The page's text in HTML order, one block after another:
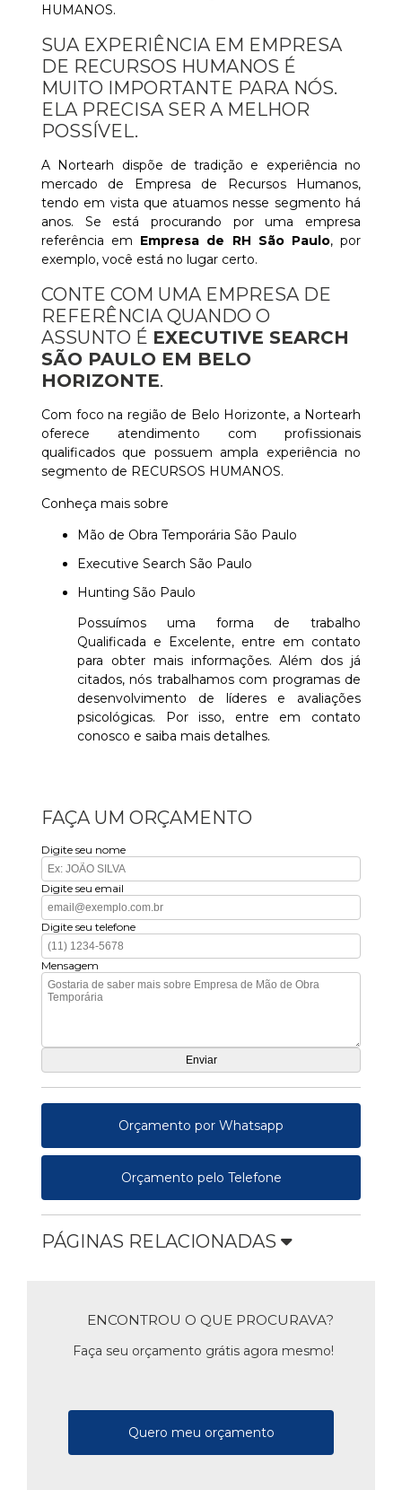
HUMANOS.
SUA EXPERIÊNCIA EM EMPRESA
DE RECURSOS HUMANOS É
MUITO IMPORTANTE PARA NÓS.
ELA PRECISA SER A MELHOR
POSSÍVEL.
A Nortearh dispõe de tradição e experiência no
mercado de Empresa de Recursos Humanos,
tendo em vista que atuamos nesse segmento há
anos. Se está procurando por uma empresa
referência em Empresa de RH São Paulo, por
exemplo, você está no lugar certo.
CONTE COM UMA EMPRESA DE
REFERÊNCIA QUANDO O
ASSUNTO É EXECUTIVE SEARCH
SÃO PAULO EM BELO
HORIZONTE.
Com foco na região de Belo Horizonte, a Nortearh
oferece atendimento com profissionais
qualificados que possuem ampla experiência no
segmento de RECURSOS HUMANOS.
Conheça mais sobre
Mão de Obra Temporária São Paulo
Executive Search São Paulo
Hunting São Paulo
Possuímos uma forma de trabalho
Qualificada e Excelente, entre em contato
para obter mais informações. Além dos já
citados, nós trabalhamos com programas de
desenvolvimento de líderes e avaliações
psicológicas. Por isso, entre em contato
conosco e saiba mais detalhes.
FAÇA UM ORÇAMENTO
Digite seu nome
Digite seu email
Digite seu telefone
Mensagem
Orçamento por Whatsapp
Orçamento pelo Telefone
PÁGINAS RELACIONADAS
ENCONTROU O QUE PROCURAVA?
Faça seu orçamento grátis agora mesmo!
Quero meu orçamento